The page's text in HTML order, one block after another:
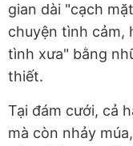
gian dài "cạch
chuyện tình cảm,
tình xưa" bằng
thiết.
Tại đám cưới, cả
mà còn nhảy